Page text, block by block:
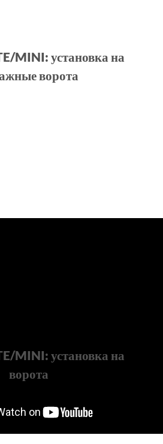
MINI: установка на
ворота
MINI: установка на
ворота